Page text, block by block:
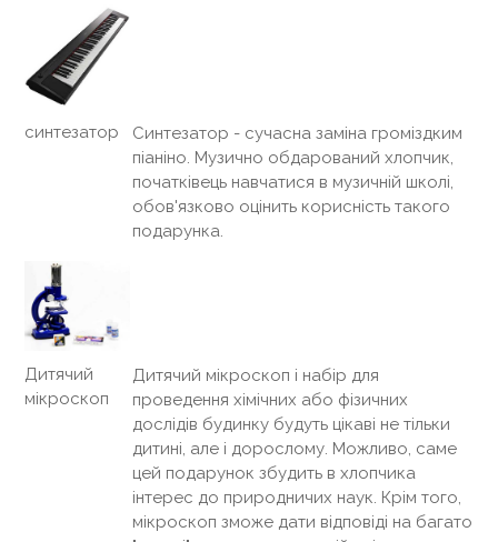
синтезатор
Синтезатор - сучасна заміна громіздким
піаніно. Музично обдарований хлопчик,
початківець навчатися в музичній школі,
обов'язково оцінить корисність такого
подарунка.
Дитячий
мікроскоп
Дитячий мікроскоп і набір для
проведення хімічних або фізичних
дослідів будинку будуть цікаві не тільки
дитині, але і дорослому. Можливо, саме
цей подарунок збудить в хлопчика
інтерес до природничих наук. Крім того,
мікроскоп зможе дати відповіді на багато